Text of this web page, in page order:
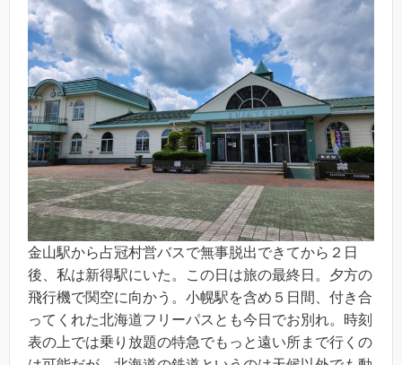
金山駅から占冠村営バスで無事脱出できてから２日
後、私は新得駅にいた。この日は旅の最終日。夕方の
飛行機で関空に向かう。小幌駅を含め５日間、付き合
ってくれた北海道フリーパスとも今日でお別れ。時刻
表の上では乗り放題の特急でもっと遠い所まで行くの